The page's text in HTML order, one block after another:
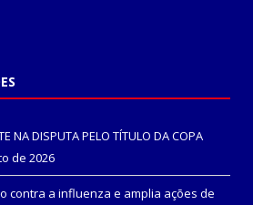
NA DISPUTA PELO TÍTULO DA COPA
de 2026
contra a influenza e amplia ações de